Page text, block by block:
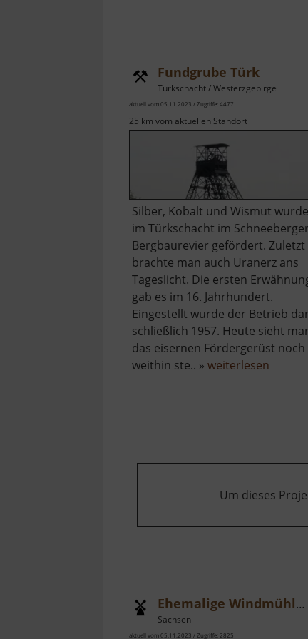
Fundgrube Türk
Türkschacht / Westerzgebirge
aktuell vom 05.11.2023 / Zugriffe: 4477
25 km vom aktuellen Standort
Silber, Kobalt und Wismut
im Türkschacht im Schneeberger
Bergbaurevier gefördert. Zuletzt
brachte man auch Uranerz ans
Tageslicht. Die ersten
gab es im 16. Jahrhundert.
Eingestellt wurde der Betrieb
schließlich 1957. Heute sieht
das eisernen Fördergerüst noch
weithin ste.. » weiterlesen
Um dieses
Ehemalige Windmühle Beucha
Sachsen
aktuell vom 05.11.2023 / Zugriffe: 2825